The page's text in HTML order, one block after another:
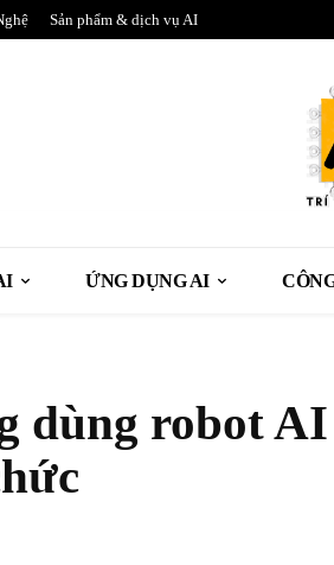
Sản phẩm & dịch vụ AI
ỨNG DỤNG AI
dùng robot